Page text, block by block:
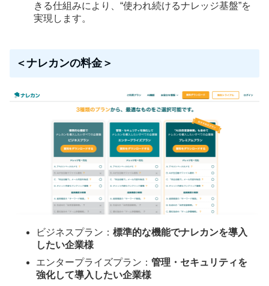
きる仕組みにより、“使われ続けるナレッジ基盤”を
実現します。
＜ナレカンの料金＞
ビジネスプラン： 標準的な機能でナレカンを導入
したい企業様
エンタープライズプラン： 管理・セキュリティを
強化して導入したい企業様